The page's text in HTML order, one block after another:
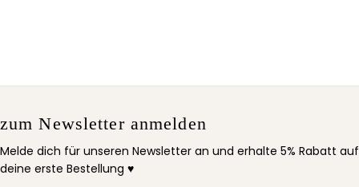
zum Newsletter anmelden
Melde dich für unseren Newsletter an und erhalte 5% Rabatt auf
deine erste Bestellung ♥